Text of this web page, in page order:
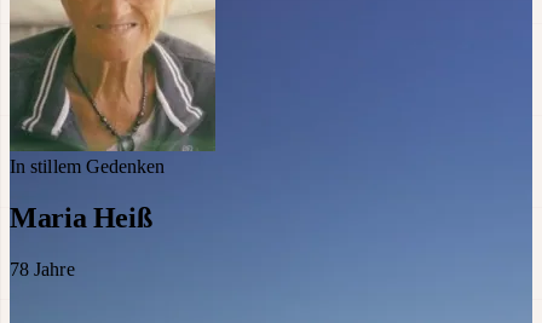
In stillem Gedenken
Maria Heiß
78 Jahre